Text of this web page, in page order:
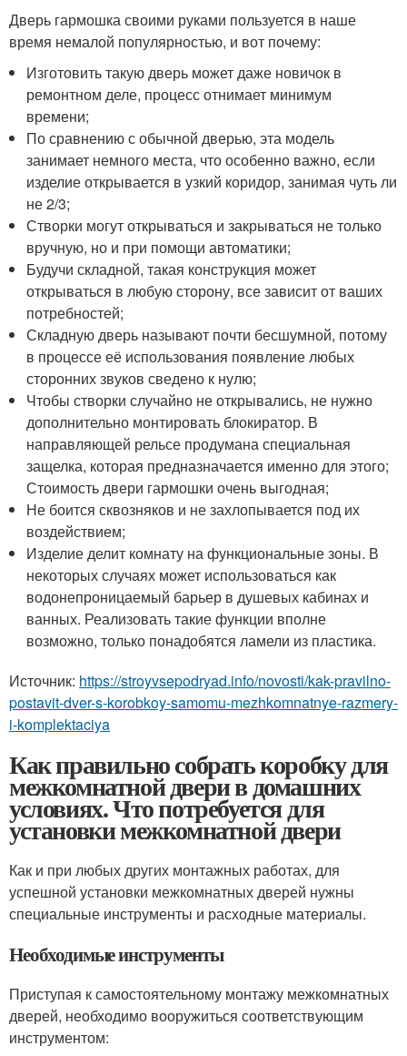
Дверь гармошка своими руками пользуется в наше
время немалой популярностью, и вот почему:
Изготовить такую дверь может даже новичок в
ремонтном деле, процесс отнимает минимум
времени;
По сравнению с обычной дверью, эта модель
занимает немного места, что особенно важно, если
изделие открывается в узкий коридор, занимая чуть ли
не 2/3;
Створки могут открываться и закрываться не только
вручную, но и при помощи автоматики;
Будучи складной, такая конструкция может
открываться в любую сторону, все зависит от ваших
потребностей;
Складную дверь называют почти бесшумной, потому
в процессе её использования появление любых
сторонних звуков сведено к нулю;
Чтобы створки случайно не открывались, не нужно
дополнительно монтировать блокиратор. В
направляющей рельсе продумана специальная
защелка, которая предназначается именно для этого;
Стоимость двери гармошки очень выгодная;
Не боится сквозняков и не захлопывается под их
воздействием;
Изделие делит комнату на функциональные зоны. В
некоторых случаях может использоваться как
водонепроницаемый барьер в душевых кабинах и
ванных. Реализовать такие функции вполне
возможно, только понадобятся ламели из пластика.
Источник: https://stroyvsepodryad.info/novosti/kak-pravilno-
postavit-dver-s-korobkoy-samomu-mezhkomnatnye-razmery-
i-komplektaciya
Как правильно собрать коробку для
межкомнатной двери в домашних
условиях. Что потребуется для
установки межкомнатной двери
Как и при любых других монтажных работах, для
успешной установки межкомнатных дверей нужны
специальные инструменты и расходные материалы.
Необходимые инструменты
Приступая к самостоятельному монтажу межкомнатных
дверей, необходимо вооружиться соответствующим
инструментом: